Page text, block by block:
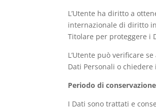
L’Utente ha diritto a
internazionale di diritto
Titolare per proteggere i
L’Utente può verificare
Dati Personali o
Periodo di conservazione
I Dati sono trattati e